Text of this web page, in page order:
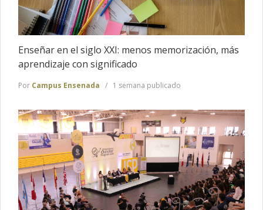
Enseñar en el siglo XXI: menos memorización, más
aprendizaje con significado
Por Campus Ensenada 1 semana publicado